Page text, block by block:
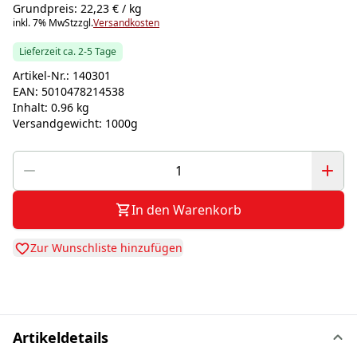
Grundpreis: 22,23 € / kg
inkl. 7% MwStzzgl.Versandkosten
Lieferzeit ca. 2-5 Tage
Artikel-Nr.: 140301
EAN: 5010478214538
Inhalt: 0.96 kg
Versandgewicht: 1000g
In den Warenkorb
Zur Wunschliste hinzufügen
Artikeldetails